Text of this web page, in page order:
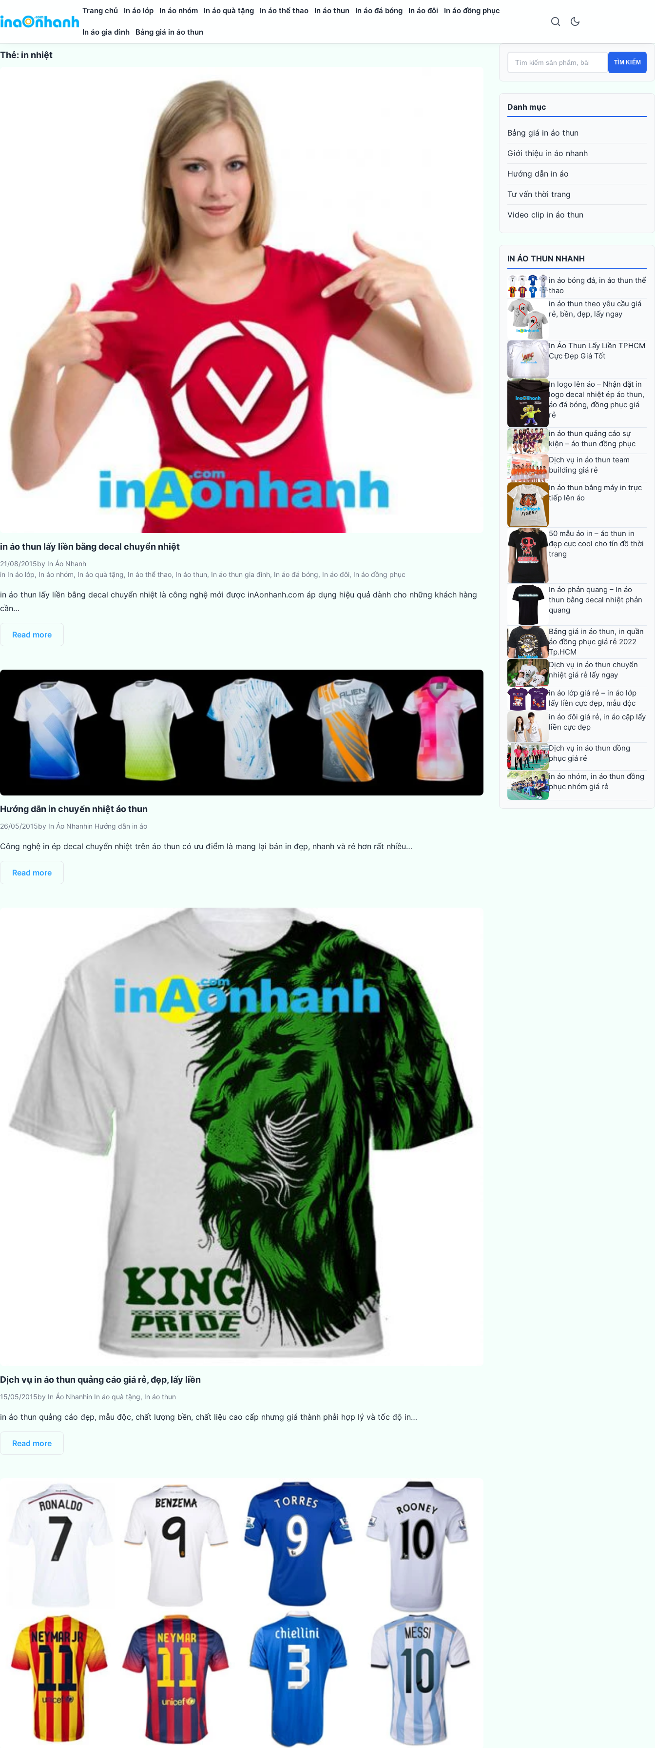
Trang chủ In áo lớp In áo nhóm In áo quà tặng In áo thể thao In áo thun In áo đá bóng In áo đôi In áo đồng phục
In áo gia đình Bảng giá in áo thun
Thẻ: in nhiệt
in áo thun lấy liền bằng decal chuyển nhiệt
21/08/2015by In Áo Nhanh
in In áo lớp, In áo nhóm, In áo quà tặng, In áo thể thao, In áo thun, In áo thun gia đình, In áo đá bóng, In áo đôi, In áo đồng phục
in áo thun lấy liền bằng decal chuyển nhiệt là công nghệ mới được inAonhanh.com áp dụng hiệu quả dành cho những khách hàng
cần…
Read more
Hướng dẫn in chuyển nhiệt áo thun
26/05/2015by In Áo Nhanhin Hướng dẫn in áo
Công nghệ in ép decal chuyển nhiệt trên áo thun có ưu điểm là mang lại bản in đẹp, nhanh và rẻ hơn rất nhiều…
Read more
Dịch vụ in áo thun quảng cáo giá rẻ, đẹp, lấy liền
15/05/2015by In Áo Nhanhin In áo quà tặng, In áo thun
in áo thun quảng cáo đẹp, mẫu độc, chất lượng bền, chất liệu cao cấp nhưng giá thành phải hợp lý và tốc độ in…
Read more
TÌM KIẾM
Danh mục
Bảng giá in áo thun
Giới thiệu in áo nhanh
Hướng dẫn in áo
Tư vấn thời trang
Video clip in áo thun
IN ÁO THUN NHANH
in áo bóng đá, in áo thun thể
thao
in áo thun theo yêu cầu giá
rẻ, bền, đẹp, lấy ngay
In Áo Thun Lấy Liền TPHCM
Cực Đẹp Giá Tốt
In logo lên áo – Nhận đặt in
logo decal nhiệt ép áo thun,
áo đá bóng, đồng phục giá
rẻ
in áo thun quảng cáo sự
kiện – áo thun đồng phục
Dịch vụ in áo thun team
building giá rẻ
In áo thun bằng máy in trực
tiếp lên áo
50 mẫu áo in – áo thun in
đẹp cực cool cho tín đồ thời
trang
In áo phản quang – In áo
thun bằng decal nhiệt phản
quang
Bảng giá in áo thun, in quần
áo đồng phục giá rẻ 2022
Tp.HCM
Dịch vụ in áo thun chuyển
nhiệt giá rẻ lấy ngay
in áo lớp giá rẻ – in áo lớp
lấy liền cực đẹp, mẫu độc
in áo đôi giá rẻ, in áo cặp lấy
liền cực đẹp
Dịch vụ in áo thun đồng
phục giá rẻ
in áo nhóm, in áo thun đồng
phục nhóm giá rẻ